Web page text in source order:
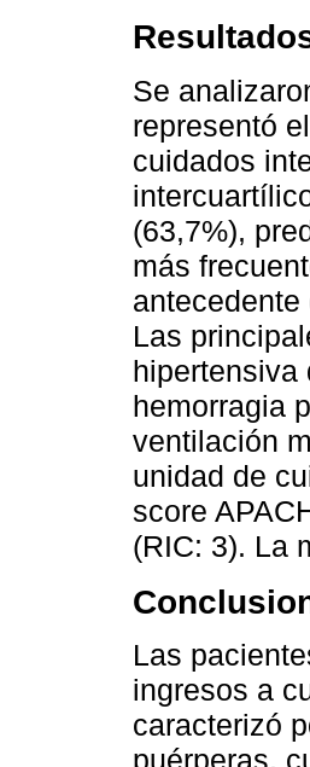
Se
representó
cuidados
(63,7%),
más
Las
hipertensiva
hemorragia
ventilación
unidad de
score
(RIC: 3). La
Las
ingresos a
caracterizó
puérperas,